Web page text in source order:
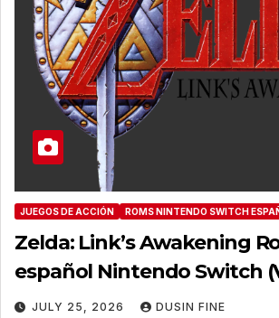
JUEGOS DE ACCIÓN ROMS NINTENDO SWITCH
Zelda: Link’s Awakening
español Nintendo Switch
JULY 25, 2026 DUSIN FINE